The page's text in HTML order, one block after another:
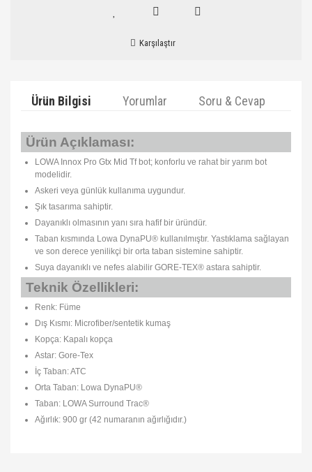
Karşılaştır
Ürün Bilgisi Yorumlar Soru & Cevap
Ürün Açıklaması:
LOWA Innox Pro Gtx Mid Tf bot; konforlu ve rahat bir yarım bot
modelidir.
Askeri veya günlük kullanıma uygundur.
Şık tasarıma sahiptir.
Dayanıklı olmasının yanı sıra hafif bir üründür.
Taban kısmında Lowa DynaPU® kullanılmıştır. Yastıklama sağlayan
ve son derece yenilikçi bir orta taban sistemine sahiptir.
Suya dayanıklı ve nefes alabilir GORE-TEX® astara sahiptir.
Teknik Özellikleri:
Renk: Füme
Dış Kısmı: Microfiber/sentetik kumaş
Kopça: Kapalı kopça
Astar: Gore-Tex
İç Taban: ATC
Orta Taban: Lowa DynaPU®
Taban: LOWA Surround Trac®
Ağırlık: 900 gr (42 numaranın ağırlığıdır.)